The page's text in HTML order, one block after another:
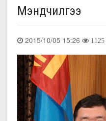
Мэндчилгээ
2015/10/05 15:26 1125